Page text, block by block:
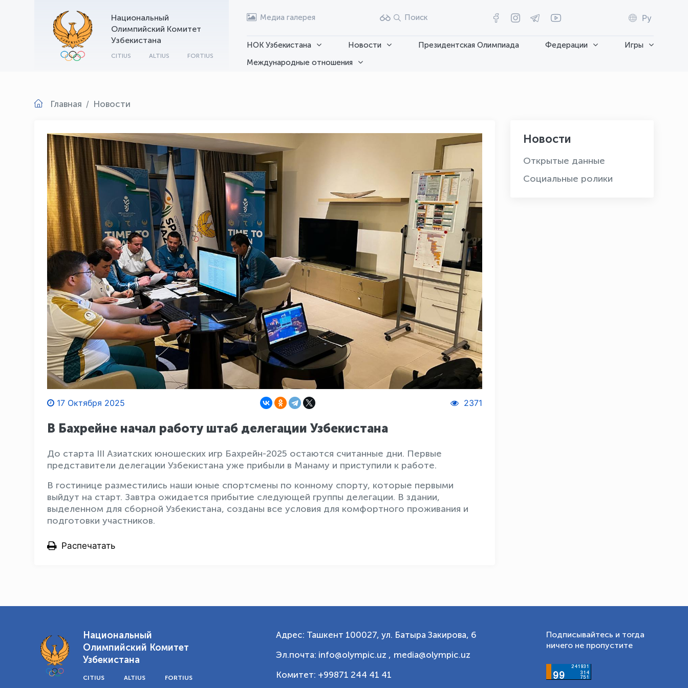
Национальный
Олимпийский Комитет
Узбекистана
CITIUS ALTIUS FORTIUS
Медиа галерея Поиск Ру
НОК Узбекистана Новости Президентская Олимпиада Федерации
Игры
Международные отношения
Главная Новости
17 Октября 2025 2371
В Бахрейне начал работу штаб делегации Узбекистана
До старта III Азиатских юношеских игр Бахрейн-2025 остаются считанные дни. Первые
представители делегации Узбекистана уже прибыли в Манаму и приступили к работе.
В гостинице разместились наши юные спортсмены по конному спорту, которые первыми
выйдут на старт. Завтра ожидается прибытие следующей группы делегации. В здании,
выделенном для сборной Узбекистана, созданы все условия для комфортного проживания и
подготовки участников.
Распечатать
Новости
Открытые данные
Социальные ролики
Национальный
Олимпийский Комитет
Узбекистана
CITIUS ALTIUS FORTIUS
Адрес: Ташкент 100027, ул. Батыра Закирова, 6
Эл.почта: info@olympic.uz , media@olympic.uz
Комитет: +99871 244 41 41
Подписывайтесь и тогда
ничего не пропустите